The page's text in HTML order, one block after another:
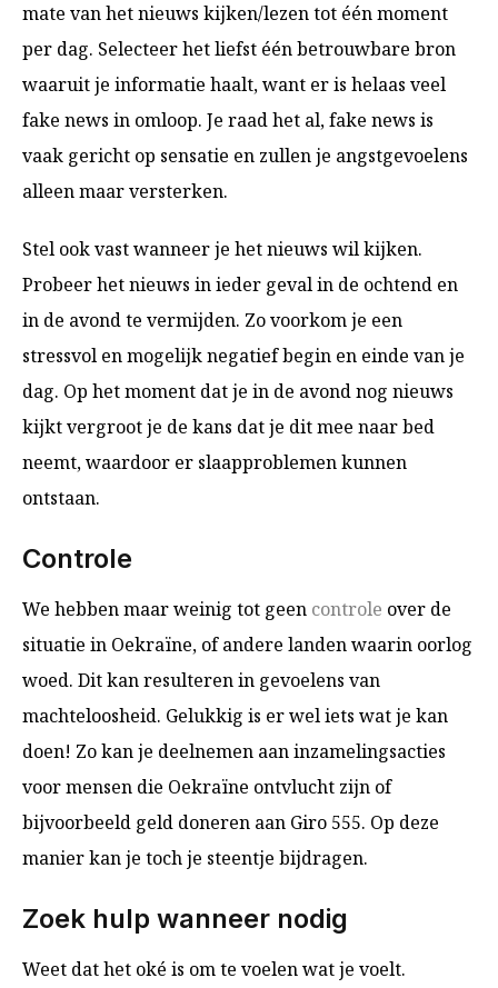
mate van het nieuws kijken/lezen tot één moment
per dag. Selecteer het liefst één betrouwbare bron
waaruit je informatie haalt, want er is helaas veel
fake news in omloop. Je raad het al, fake news is
vaak gericht op sensatie en zullen je angstgevoelens
alleen maar versterken.
Stel ook vast wanneer je het nieuws wil kijken.
Probeer het nieuws in ieder geval in de ochtend en
in de avond te vermijden. Zo voorkom je een
stressvol en mogelijk negatief begin en einde van je
dag. Op het moment dat je in de avond nog nieuws
kijkt vergroot je de kans dat je dit mee naar bed
neemt, waardoor er slaapproblemen kunnen
ontstaan.
Controle
We hebben maar weinig tot geen controle over de
situatie in Oekraïne, of andere landen waarin oorlog
woed. Dit kan resulteren in gevoelens van
machteloosheid. Gelukkig is er wel iets wat je kan
doen! Zo kan je deelnemen aan inzamelingsacties
voor mensen die Oekraïne ontvlucht zijn of
bijvoorbeeld geld doneren aan Giro 555. Op deze
manier kan je toch je steentje bijdragen.
Zoek hulp wanneer nodig
Weet dat het oké is om te voelen wat je voelt.